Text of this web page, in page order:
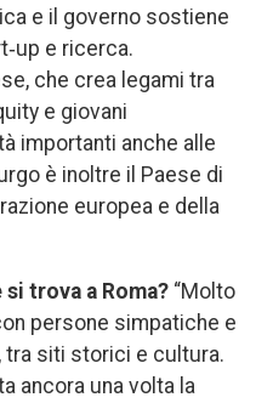
e il governo sostiene
e ricerca.
che crea legami tra
e giovani
importanti anche alle
è inoltre il Paese di
europea e della
si trova a Roma? “Molto
persone simpatiche e
siti storici e cultura.
ancora una volta la